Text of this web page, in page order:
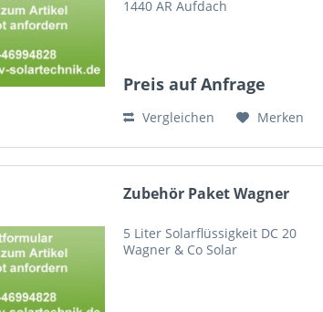
1440 AR Aufdach
Preis auf Anfrage
Vergleichen Merken
Zubehör Paket Wagner
5 Liter Solarflüssigkeit DC 20
Wagner & Co Solar